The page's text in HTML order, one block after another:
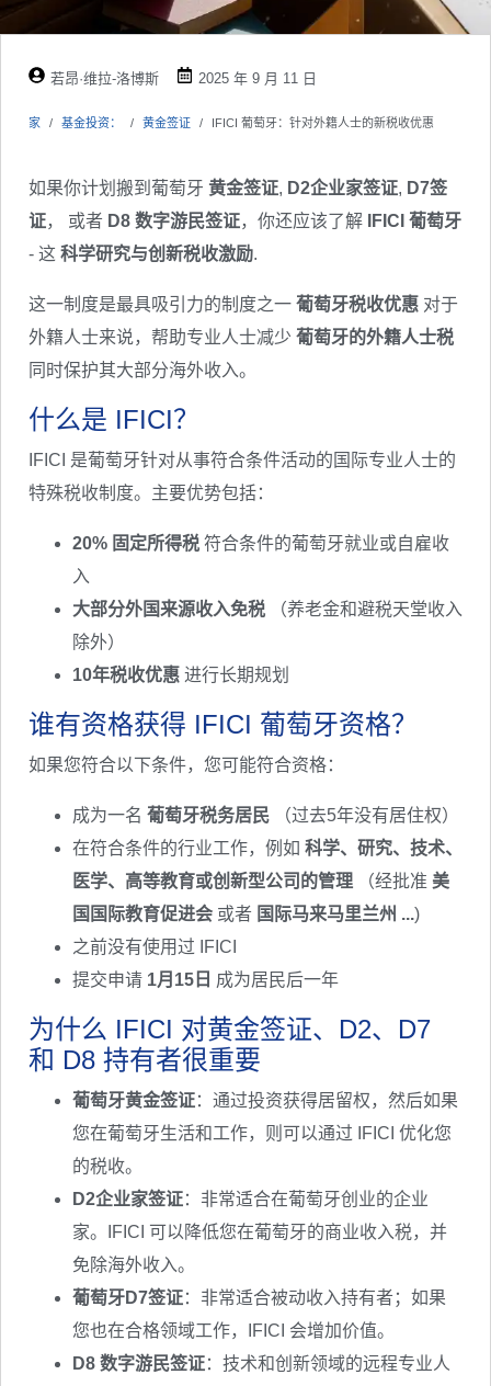
若昂·维拉-洛博斯 2025 年 9 月 11 日
家 基金投资： 黄金签证 IFICI 葡萄牙：针对外籍人士的新税收优惠
如果你计划搬到葡萄牙 黄金签证, D2企业家签证, D7签
证， 或者 D8 数字游民签证，你还应该了解
IFICI 葡萄牙
- 这 科学研究与创新税收激励.
这一制度是最具吸引力的制度之一 葡萄牙税收优惠 对于
外籍人士来说，帮助专业人士减少 葡萄牙的外籍人士税
同时保护其大部分海外收入。
什么是 IFICI？
IFICI 是葡萄牙针对从事符合条件活动的国际专业人士的
特殊税收制度。主要优势包括：
20% 固定所得税 符合条件的葡萄牙就业或自雇收
入
大部分外国来源收入免税 （养老金和避税天堂收入
除外）
10年税收优惠 进行长期规划
谁有资格获得 IFICI 葡萄牙资格？
如果您符合以下条件，您可能符合资格：
成为一名 葡萄牙税务居民 （过去5年没有居住权）
在符合条件的行业工作，例如 科学、研究、技术、
医学、高等教育或创新型公司的管理 （经批准 美
国国际教育促进会 或者 国际马来马里兰州 ...)
之前没有使用过 IFICI
提交申请 1月15日 成为居民后一年
为什么 IFICI 对黄金签证、D2、D7
和 D8 持有者很重要
葡萄牙黄金签证：通过投资获得居留权，然后如果
您在葡萄牙生活和工作，则可以通过 IFICI 优化您
的税收。
D2企业家签证：非常适合在葡萄牙创业的企业
家。IFICI 可以降低您在葡萄牙的商业收入税，并
免除海外收入。
葡萄牙D7签证：非常适合被动收入持有者；如果
您也在合格领域工作，IFICI 会增加价值。
D8 数字游民签证：技术和创新领域的远程专业人